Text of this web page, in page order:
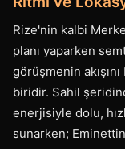
Rize'nin kalbi
planı yaparken
görüşmenin
biridir. Sahil
enerjisiyle dolu,
sunarken;